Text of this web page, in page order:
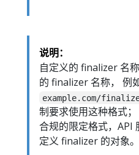
说明：
自定义的 finalizer 名称
的 finalizer 名称， 例
example.com/
制要求使用这种格式
合规的限定格式，API
定义 finalizer 的对象。